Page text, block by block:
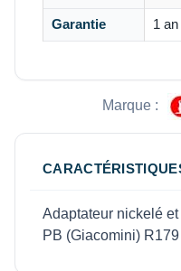
Garantie 1 an
Marque :
Adaptateur nickelé
PB (Giacomini)